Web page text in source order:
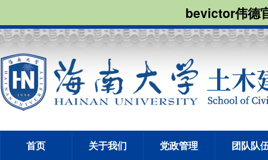
bevictor伟德
首页 关于我们 党政管理 团队队